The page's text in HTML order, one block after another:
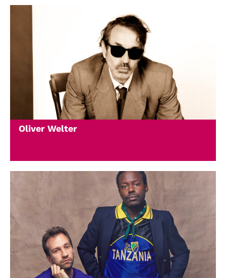
Oliver Welter